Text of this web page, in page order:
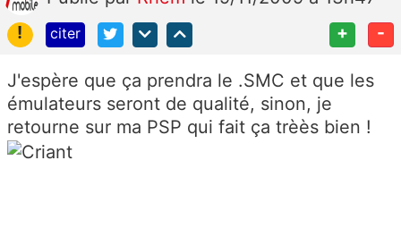
!
citer + -
J'espère que ça prendra le .SMC et que les
émulateurs seront de qualité, sinon, je
retourne sur ma PSP qui fait ça trèès bien !